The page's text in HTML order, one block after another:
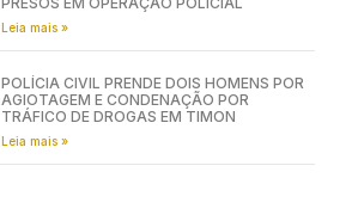
Leia mais »
POLÍCIA CIVIL PRENDE DOIS HOMENS POR
AGIOTAGEM E CONDENAÇÃO POR
TRÁFICO DE DROGAS EM TIMON
Leia mais »